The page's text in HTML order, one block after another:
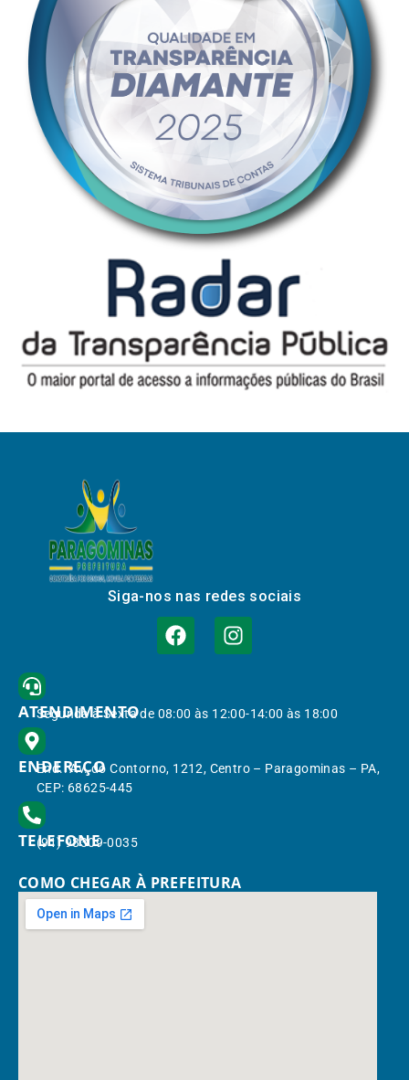
Siga-nos nas redes sociais
ATENDIMENTO
Segunda à Sexta de 08:00 às 12:00-14:00 às 18:00
ENDEREÇO
End.: Av. do Contorno, 1212, Centro – Paragominas – PA,
CEP: 68625-445
TELEFONE
(91) 98309-0035
COMO CHEGAR À PREFEITURA